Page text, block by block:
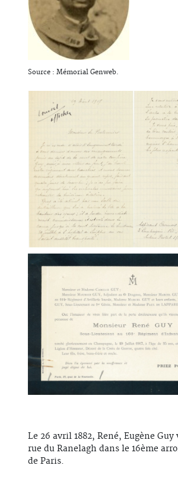
Source : Mémorial Genweb.
Le 26 avril 1882, René, Eugène Guy
rue du Ranelagh dans le 16ème
de Paris.